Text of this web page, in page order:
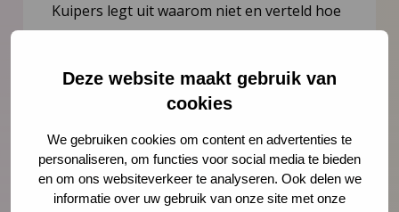
Deze website maakt gebruik van
cookies
We gebruiken cookies om content en advertenties te
personaliseren, om functies voor social media te bieden
en om ons websiteverkeer te analyseren. Ook delen we
informatie over uw gebruik van onze site met onze
Kuipers legt uit waarom niet en verteld hoe
het dan wel kan.
Lees meer